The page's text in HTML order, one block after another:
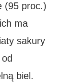
(95 proc.)
ma
sakury
biel.